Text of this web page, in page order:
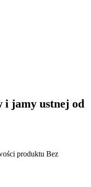
i jamy ustnej od
produktu Bez